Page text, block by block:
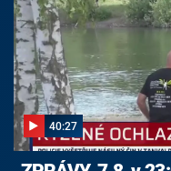
40:27